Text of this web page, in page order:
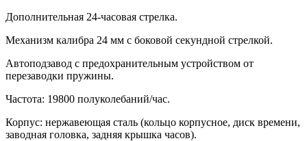
Дополнительная 24-часовая стрелка.
Механизм калибра 24 мм с боковой секундной стрелкой.
Автоподзавод с предохранительным устройством от
перезаводки пружины.
Частота: 19800 полуколебаний/час.
Корпус: нержавеющая сталь (кольцо корпусное, диск времени,
заводная головка, задняя крышка часов).